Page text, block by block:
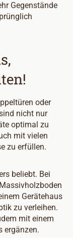
Gegenstände
oder
nicht nur
optimal zu
mit vielen
zu erfüllen.
beliebt. Bei
Gerätehaus
zu verleihen.
mit einem
ergänzen.